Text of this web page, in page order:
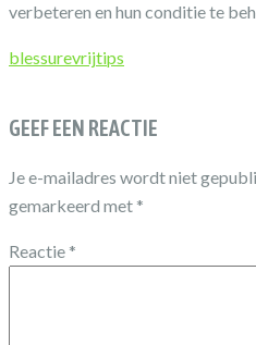
verbeteren en hun conditie te
blessurevrijtips
GEEF EEN REACTIE
Je e-mailadres wordt niet
gemarkeerd met *
Reactie *